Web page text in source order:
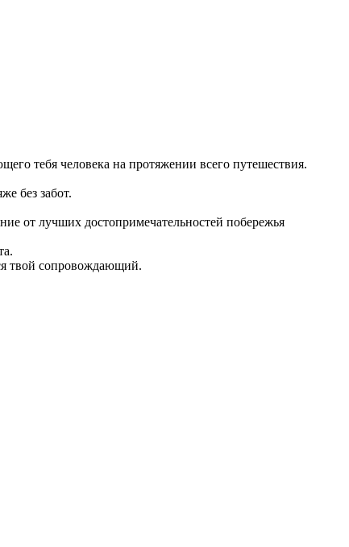
тебя человека на протяжении всего путешествия.
без забот.
от лучших достопримечательностей побережья
твой сопровождающий.